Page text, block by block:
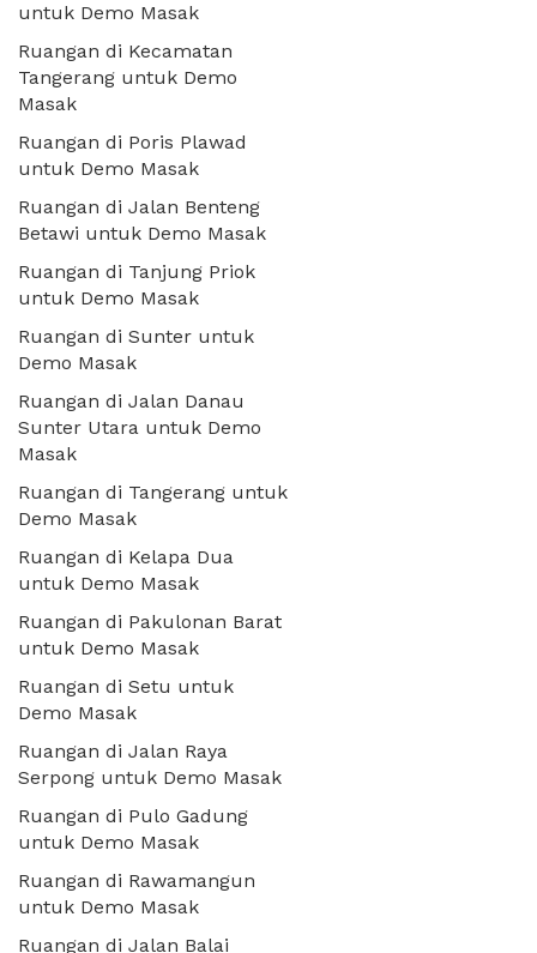
untuk Demo Masak
Ruangan di Kecamatan
Tangerang untuk Demo
Masak
Ruangan di Poris Plawad
untuk Demo Masak
Ruangan di Jalan Benteng
Betawi untuk Demo Masak
Ruangan di Tanjung Priok
untuk Demo Masak
Ruangan di Sunter untuk
Demo Masak
Ruangan di Jalan Danau
Sunter Utara untuk Demo
Masak
Ruangan di Tangerang untuk
Demo Masak
Ruangan di Kelapa Dua
untuk Demo Masak
Ruangan di Pakulonan Barat
untuk Demo Masak
Ruangan di Setu untuk
Demo Masak
Ruangan di Jalan Raya
Serpong untuk Demo Masak
Ruangan di Pulo Gadung
untuk Demo Masak
Ruangan di Rawamangun
untuk Demo Masak
Ruangan di Jalan Balai